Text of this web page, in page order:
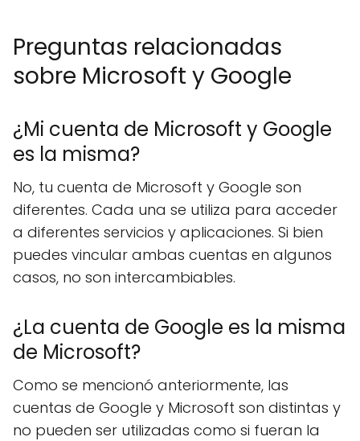
Preguntas relacionadas
sobre Microsoft y Google
¿Mi cuenta de Microsoft y Google
es la misma?
No, tu cuenta de Microsoft y Google son
diferentes. Cada una se utiliza para acceder
a diferentes servicios y aplicaciones. Si bien
puedes vincular ambas cuentas en algunos
casos, no son intercambiables.
¿La cuenta de Google es la misma
de Microsoft?
Como se mencionó anteriormente, las
cuentas de Google y Microsoft son distintas y
no pueden ser utilizadas como si fueran la